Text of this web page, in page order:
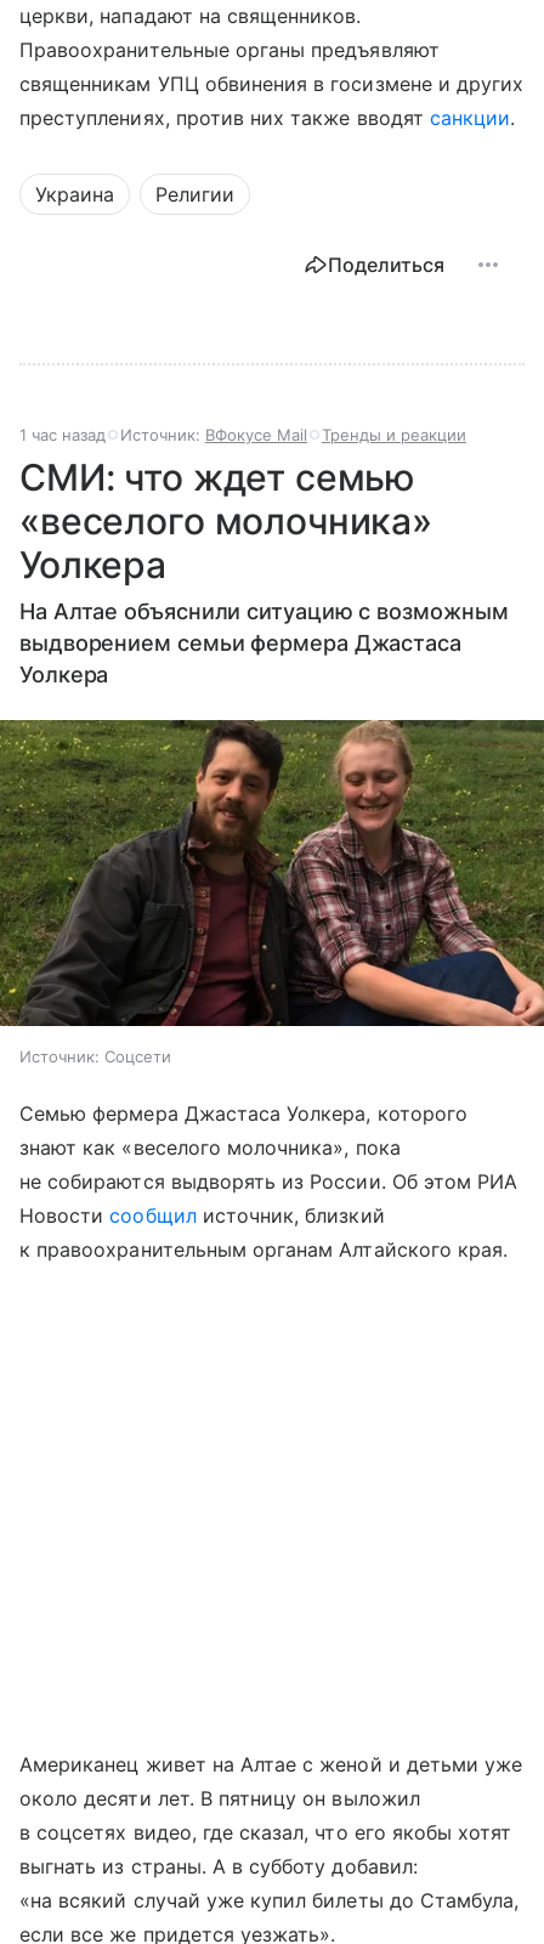
церкви, нападают на священников.
Правоохранительные органы предъявляют
священникам УПЦ обвинения в госизмене и других
преступлениях, против них также вводят санкции.
Украина Религии
Поделиться
1 час назад Источник: ВФокусе Mail Тренды и реакции
СМИ: что ждет семью
«веселого молочника»
Уолкера
На Алтае объяснили ситуацию с возможным
выдворением семьи фермера Джастаса
Уолкера
Источник: Соцсети
Семью фермера Джастаса Уолкера, которого
знают как «веселого молочника», пока
не собираются выдворять из России. Об этом РИА
Новостисообщилисточник, близкий
к правоохранительным органам Алтайского края.
Американец живет на Алтае с женой и детьми уже
около десяти лет. В пятницу он выложил
в соцсетях видео, где сказал, что его якобы хотят
выгнать из страны. А в субботу добавил:
«на всякий случай уже купил билеты до Стамбула,
если все же придется уезжать».